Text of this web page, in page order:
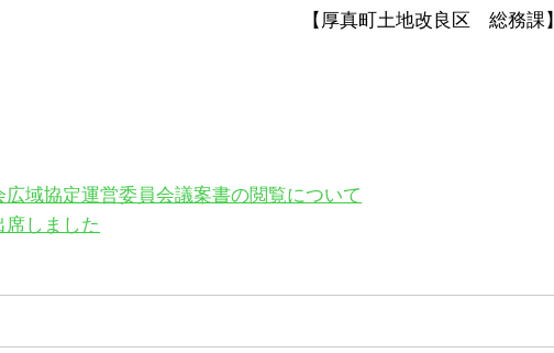
【厚真町土地改良区 総務課】
域協定運営委員会議案書の閲覧について
しました